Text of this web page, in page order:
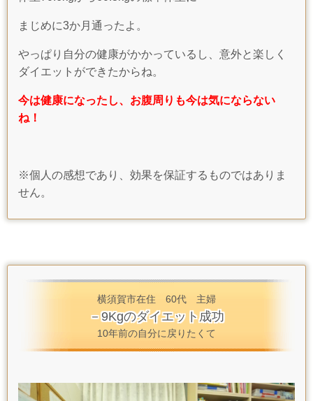
まじめに3か月通ったよ。
やっぱり自分の健康がかかっているし、意外と楽しく
ダイエットができたからね。
今は健康になったし、お腹周りも今は気にならない
ね！
※個人の感想であり、効果を保証するものではありま
せん。
横須賀市在住 60代 主婦
－9Kgのダイエット成功
10年前の自分に戻りたくて